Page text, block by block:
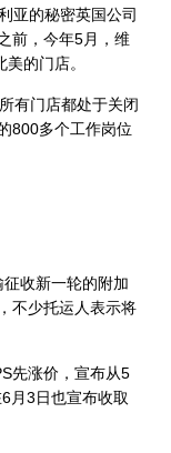
的秘密英国公司
前，今年5月，维
的门店。
有门店都处于关闭
800多个工作岗位
收新一轮的附加
不少托运人表示将
先涨价，宣布从5
月3日也宣布收取